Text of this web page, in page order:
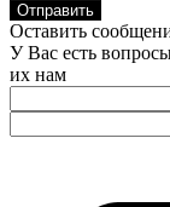
Отправить
Оставить
У Вас есть
их нам